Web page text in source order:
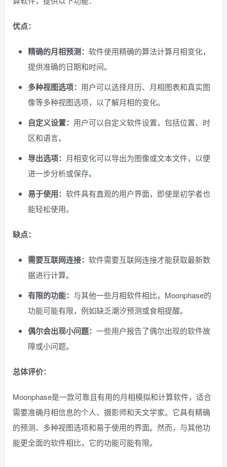
优点：
精确的月相预测： 软件使用精确的算法计算月相变化，
提供准确的日期和时间。
多种视图选项： 用户可以选择月历、月相图表和真实图
像等多种视图选项，以了解月相的变化。
自定义设置： 用户可以自定义软件设置，包括位置、时
区和语言。
导出选项： 月相变化可以导出为图像或文本文件，以便
进一步分析或保存。
易于使用： 软件具有直观的用户界面，即使是初学者也
能轻松使用。
缺点：
需要互联网连接： 软件需要互联网连接才能获取最新数
据进行计算。
有限的功能： 与其他一些月相软件相比，Moonphase的
功能可能有限，例如缺乏潮汐预测或食相提醒。
偶尔会出现小问题： 一些用户报告了偶尔出现的软件故
障或小问题。
总体评价：
Moonphase是一款可靠且有用的月相模拟和计算软件，适合
需要准确月相信息的个人、摄影师和天文学家。它具有精确
的预测、多种视图选项和易于使用的界面。然而，与其他功
能更全面的软件相比，它的功能可能有限。